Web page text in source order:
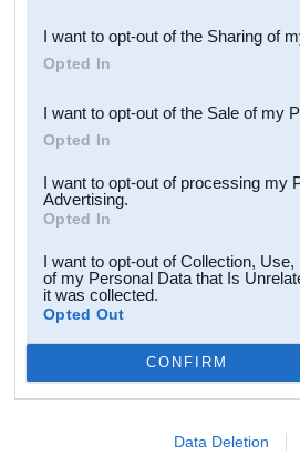
Downstream Participants
third parties.
I want to opt-out of the Sharing of
Opted In
I want to opt-out of the Sale of my
Opted In
I want to opt-out of processing my
Advertising.
Opted In
I want to opt-out of Collection,
of my Personal Data that Is
it was collected.
Opted Out
CONFIRM
Data Deletion